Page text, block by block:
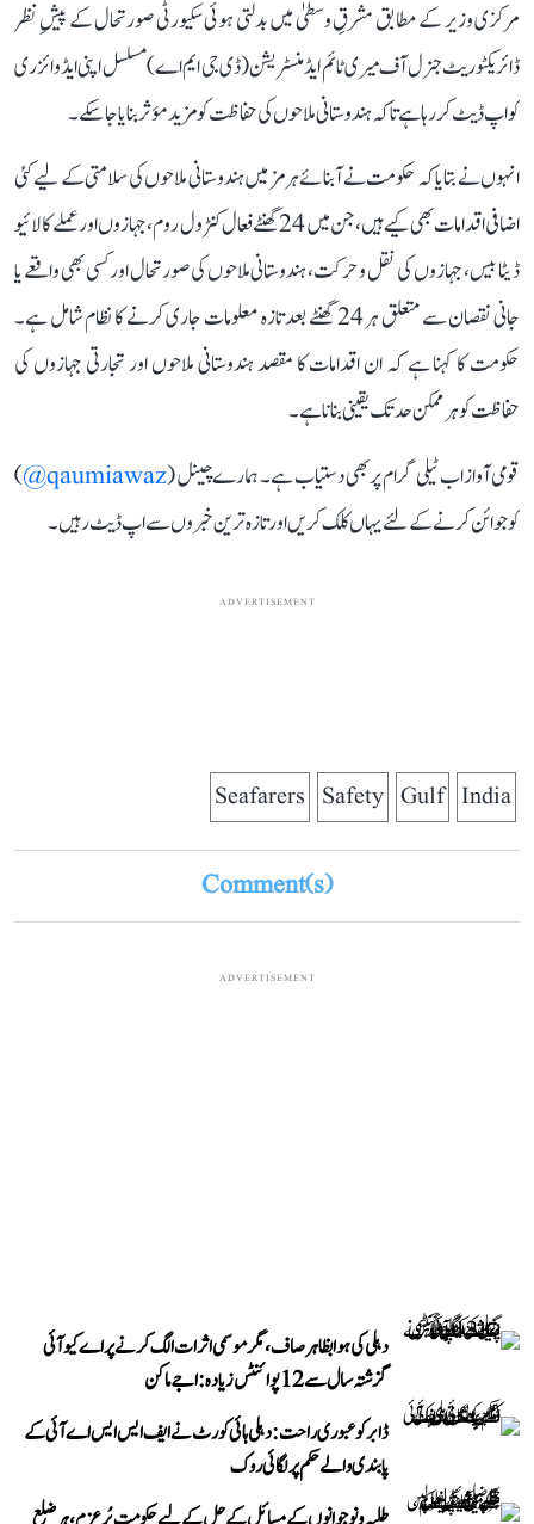
مرکزی وزیر کے مطابق مشرقِ وسطیٰ میں بدلتی ہوئی سکیورٹی صورتحال کے پیشِ نظر
ڈائریکٹوریٹ جنرل آف میری ٹائم ایڈمنسٹریشن (ڈی جی ایم اے) مسلسل اپنی ایڈوائزری
کو اپ ڈیٹ کر رہا ہے تاکہ ہندوستانی ملاحوں کی حفاظت کو مزید مؤثر بنایا جا سکے۔
انہوں نے بتایا کہ حکومت نے آبنائے ہرمز میں ہندوستانی ملاحوں کی سلامتی کے لیے کئی
اضافی اقدامات بھی کیے ہیں، جن میں 24 گھنٹے فعال کنٹرول روم، جہازوں اور عملے کا لائیو
ڈیٹا بیس، جہازوں کی نقل و حرکت، ہندوستانی ملاحوں کی صورتحال اور کسی بھی واقعے یا
جانی نقصان سے متعلق ہر 24 گھنٹے بعد تازہ معلومات جاری کرنے کا نظام شامل ہے۔
حکومت کا کہنا ہے کہ ان اقدامات کا مقصد ہندوستانی ملاحوں اور تجارتی جہازوں کی
حفاظت کو ہر ممکن حد تک یقینی بنانا ہے۔
قومی آواز اب ٹیلی گرام پر بھی دستیاب ہے۔ ہمارے چینل (qaumiawaz@
)
کو جوائن کرنے کے لئے یہاں کلک کریں اور تازہ ترین خبروں سے اپ ڈیٹ رہیں۔
ADVERTISEMENT
India
Gulf
Safety
Seafarers
Comment(s)
ADVERTISEMENT
دہلی کی ہوا بظاہر صاف، مگر موسمی اثرات الگ کرنے پر اے کیو آئی
گزشتہ سال سے 12 پوائنٹس زیادہ: اجے ماکن
ڈابر کو عبوری راحت: دہلی ہائی کورٹ نے ایف ایس ایس اے آئی کے
پابندی والے حکم پر لگائی روک